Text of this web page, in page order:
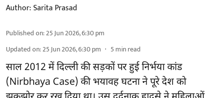
Author:Sarita Prasad
Published on:25 Jun 2026, 6:30 pm
Updated on:25 Jun 2026, 6:30 pm 5min read
साल 2012 में दिल्ली की सड़कों पर हुई निर्भया कांड
(Nirbhaya Case) की भयावह घटना ने पूरे देश को